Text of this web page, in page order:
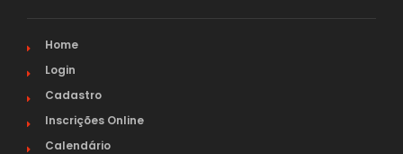
Home
Login
Cadastro
Inscrições Online
Calendário